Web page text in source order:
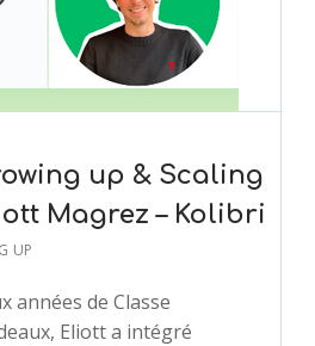
up & Scaling
Magrez – Kolibri
UP
années de Classe
Eliott a intégré